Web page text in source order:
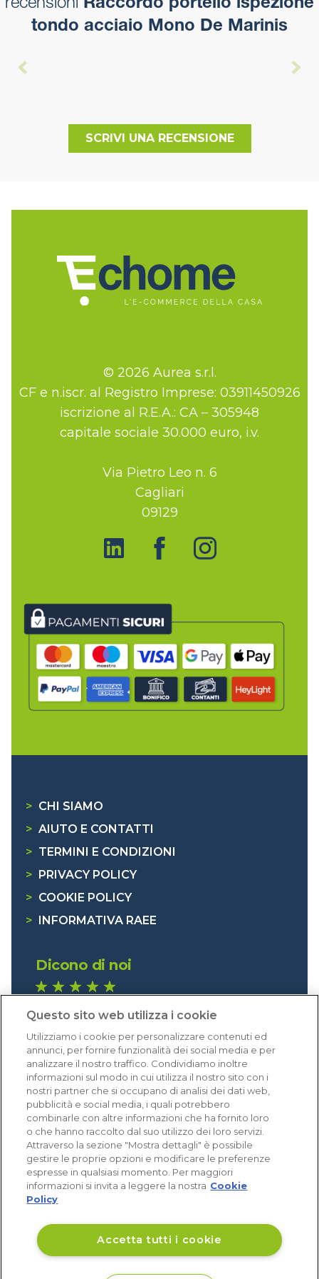
recensioni Raccordo portello ispezione
tondo acciaio Mono De Marinis
SCRIVI UNA RECENSIONE
© 2026 Aurea s.r.l.
CF e n.iscr. al Registro Imprese: 03911450926
iscrizione al R.E.A.: CA – 305948
capitale sociale 30.000 euro, i.v.
Via Pietro Leo n. 6
Cagliari
09129
> CHI SIAMO
> AIUTO E CONTATTI
> TERMINI E CONDIZIONI
>
PRIVACY POLICY
> COOKIE POLICY
>
INFORMATIVA RAEE
Dicono di noi
Eccellente (4,8)
Acquisti verificati
Questo sito web utilizza i cookie
Utilizziamo i cookie per personalizzare contenuti ed
annunci, per fornire funzionalità dei social media e per
analizzare il nostro traffico. Condividiamo inoltre
informazioni sul modo in cui utilizza il nostro sito con i
nostri partner che si occupano di analisi dei dati web,
pubblicità e social media, i quali potrebbero
combinarle con altre informazioni che ha fornito loro
o che hanno raccolto dal suo utilizzo dei loro servizi.
Attraverso la sezione "Mostra dettagli" è possibile
gestire le proprie opzioni e modificare le preferenze
espresse in qualsiasi momento. Per maggiori
informazioni si invita a leggere la nostra Cookie
Policy
Accetta tutti i cookie